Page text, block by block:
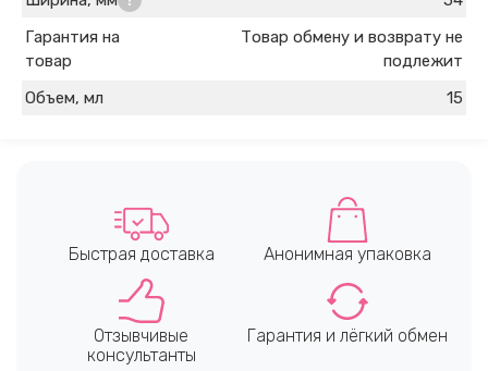
Гарантия на
товар
Товар обмену и возврату не
подлежит
Объем, мл
15
Быстрая доставка Анонимная упаковка
Отзывчивые
консультанты
Гарантия и лёгкий обмен